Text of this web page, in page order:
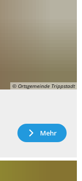
© Ortsgemeinde Trippstadt
Mehr